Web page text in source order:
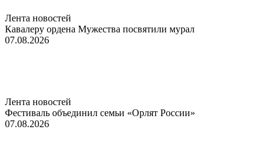
Лента новостей
Кавалеру ордена Мужества посвятили мурал
07.08.2026
Лента новостей
Фестиваль объединил семьи «Орлят России»
07.08.2026